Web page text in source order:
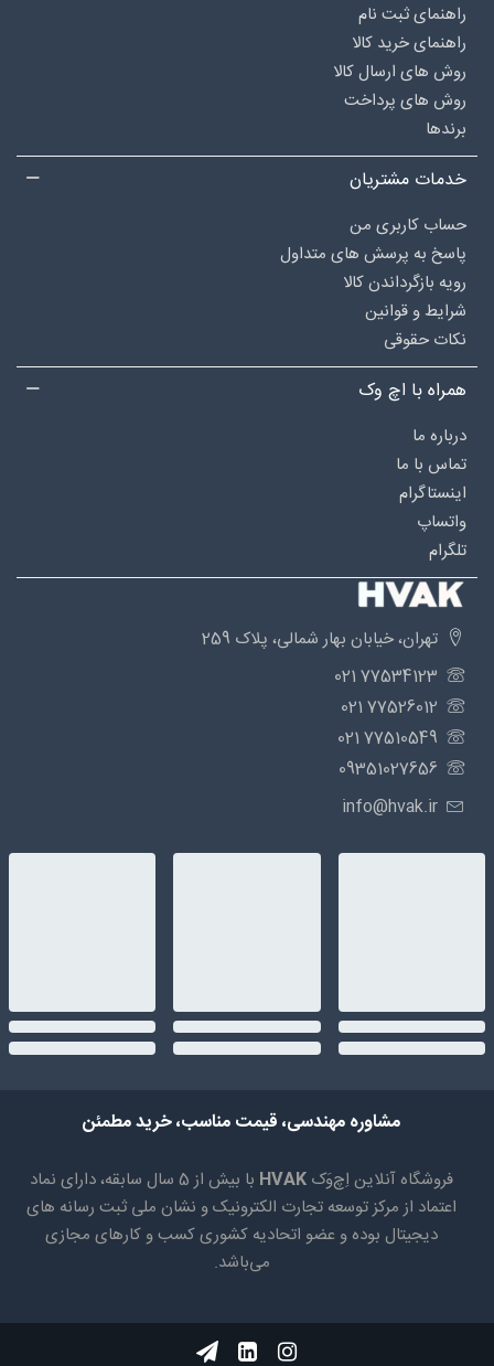
راهنمای ثبت نام
راهنمای خرید کالا
روش های ارسال کالا
روش های پرداخت
برندها
خدمات مشتریان
حساب کاربری من
پاسخ به پرسش های متداول
رویه بازگرداندن کالا
شرایط و قوانین
نکات حقوقی
همراه با اچ وک
درباره‌ ما
تماس با ما
اینستاگرام
واتساپ
تلگرام
تهران، خیابان بهار شمالی، پلاک 259
77534123 021
77526012 021
77510549 021
09351027656
info@hvak.ir
مشاوره مهندسی، قیمت مناسب، خرید مطمئن
فروشگاه آنلاین اِچ‌وَک HVAK
با بیش از 5 سال سابقه، دارای نماد
اعتماد از مرکز توسعه تجارت الکترونیک و نشان ملی ثبت رسانه های
دیجیتال بوده و عضو اتحادیه کشوری کسب و کارهای مجازی
می‌باشد.